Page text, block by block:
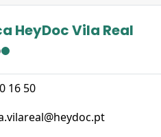
HeyDoc Vila Real
16 50